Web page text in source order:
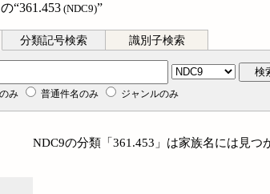
“361.453 (NDC9)”
分類記号検索 識別子検索
検
み 普通件名のみ ジャンルのみ
NDC9の分類「361.453」は家族名には見つ